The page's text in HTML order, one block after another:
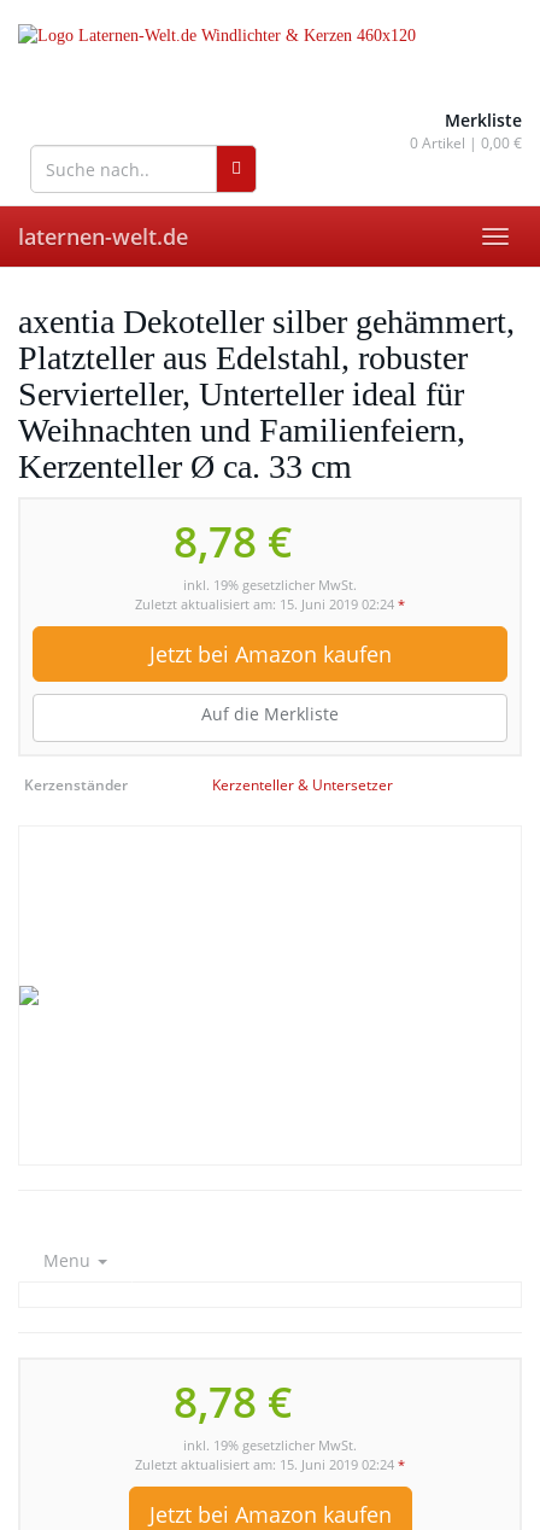
Merkliste
0Artikel | 0,00 €
laternen-welt.de
axentia Dekoteller silber gehämmert,
Platzteller aus Edelstahl, robuster
Servierteller, Unterteller ideal für
Weihnachten und Familienfeiern,
Kerzenteller Ø ca. 33 cm
8,78 €
inkl. 19% gesetzlicher MwSt.
Zuletzt aktualisiert am: 15. Juni 2019 02:24 *
Jetzt bei Amazon kaufen
Auf die Merkliste
Kerzenständer Kerzenteller & Untersetzer
Menu
8,78 €
inkl. 19% gesetzlicher MwSt.
Zuletzt aktualisiert am: 15. Juni 2019 02:24 *
Jetzt bei Amazon kaufen